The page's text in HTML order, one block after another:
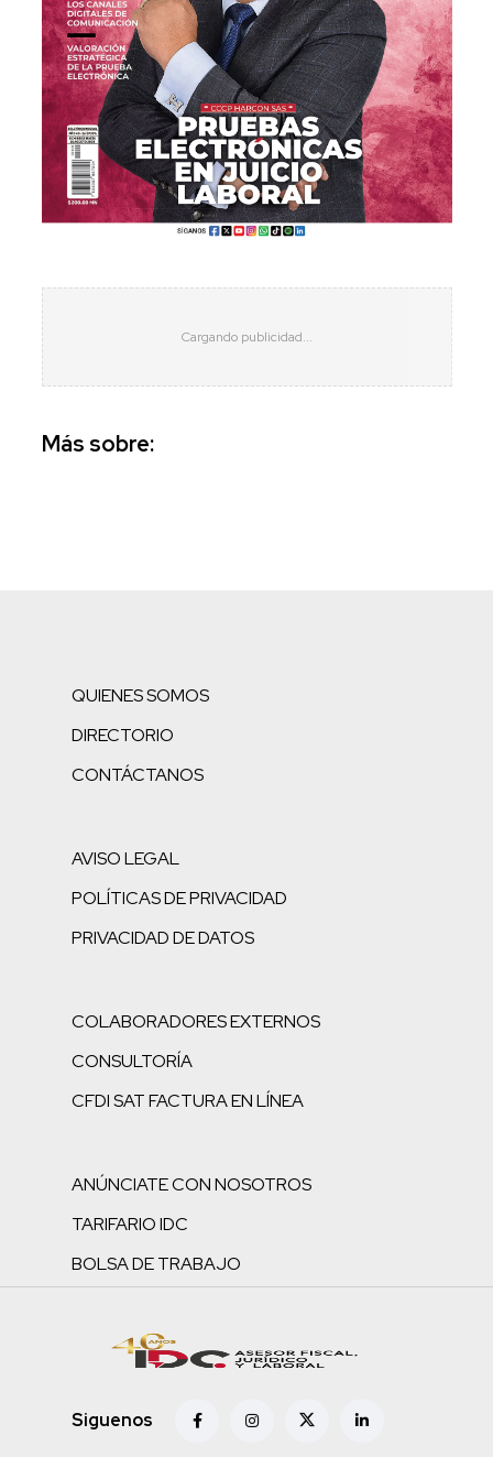
Más sobre:
QUIENES SOMOS
DIRECTORIO
CONTÁCTANOS
AVISO LEGAL
POLÍTICAS DE PRIVACIDAD
PRIVACIDAD DE DATOS
COLABORADORES EXTERNOS
CONSULTORÍA
CFDI SAT FACTURA EN LÍNEA
ANÚNCIATE CON NOSOTROS
TARIFARIO IDC
BOLSA DE TRABAJO
Siguenos